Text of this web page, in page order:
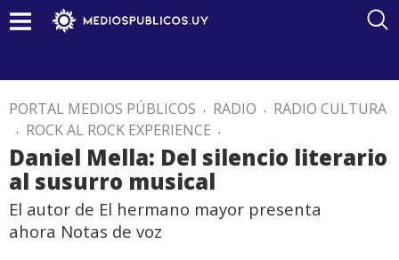
PORTAL MEDIOS PÚBLICOS . RADIO . RADIO CULTURA
. ROCK AL ROCK EXPERIENCE .
Daniel Mella: Del silencio literario
al susurro musical
El autor de El hermano mayor presenta
ahora Notas de voz